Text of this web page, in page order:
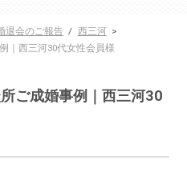
退会のご報告 / 西三河 >
｜西三河30代女性会員様
ご成婚事例｜西三河30